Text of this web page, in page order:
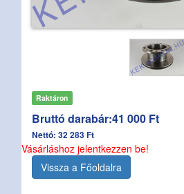
Raktáron
Bruttó darabár:41 000 Ft
Nettó: 32 283 Ft
Vásárláshoz jelentkezzen be!
Vissza a Főoldalra